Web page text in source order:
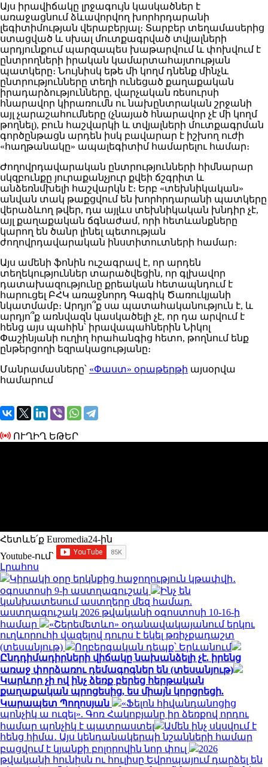
Այս իրավիճակը լրջագույն կասկածներ է
առաջացնում ձևավորվող խորհրդարանի
լեգիտիմության վերաբերյալ։ Տարբեր տեղամասերից
ստացված և սխալ մուտքագրված տվյալների
արդյունքում պարզապես խաթարվում և փոխվում է
ընտրողների իրական կամարտահայտության
պատկերը։ Նույնիսկ եթե մի կողմ դնենք մինչև
ընտրությունները տեղի ունեցած քաղաքական
իրադարձությունները, վարչական ռեսուրսի
հնարավոր կիրառումն ու նախընտրական շրջանի
այլ չարաշահումները (չնայած հնարավոր չէ մի կողմ
թողնել), բուն հաշվարկի և տվյալների մուտքագրման
գործընթացն արդեն իսկ բավարար է իշխող ուժի
«հաղթանակը» ապալեգիտիմ համարելու համար։
Ժողովրդավարական ընտրությունների հիմնարար
սկզբունքը յուրաքանչյուր քվեի ճշգրիտ և
անձեռնմխելի հաշվարկն է։ Երբ «տեխնիկական»
անվան տակ թաքցվում են խորհրդարանի պատկերը
վերաձևող թվեր, դա այլևս տեխնիկական խնդիր չէ,
այլ քաղաքական ճգնաժամ, որի հետևանքները
կարող են ծանր լինել պետության
ժողովրդավարական ինստիտուտների համար։
Այս ամենի ֆոնին ուշագրավ է, որ արդեն
տեղեկություններ տարածվեցին, որ գլխավոր
դատախազությունը քրեական հետապնդում է
հարուցել ԲՀԿ առաջնորդ Գագիկ Ծառուկյանի
նկատմամբ։ Արդյո՞ք սա պատահականություն է, և
արդյո՞ք առնվազն կասկածելի չէ, որ դա արվում է
հենց այս պահին՝ իրավապահներին Նիկոլ
Փաշինյանի ուղիղ հրահանգից հետո, թողնում ենք
ընթերցողի եզրակացությանը։
Մանրամասները՝ «Փաստ» օրաթերթի այսօրվա
համարում
ՈՒՂԻՂ ԵԹԵՐ
Հետևե՛ք Euromedia24-ին
Youtube-ում`
Լրահոս
Կիրակի օրը երկնքից հաջողություն կթափվի․
օգոստոսի 9-ի աստղագուշակ
Ինչ են
կանխատեսում աստղերը մեզ համար.
աստղագուշակ 2026 թվականի օգոստոսի 10-16-ի
համար
«Շերեմետևո» օդանավակայանում երկու
ուղևորուհի վազելով դուրս է եկել թռիչքադաշտ
(տեսանյութ)
Ողբերգական դեպք՝ Երևանում
Ընդդիմադիրների վիճակը նախանձելի չէ. իրենց
առաջ փորձառու դեմագոգներ են (տեսանյութ)
Կարևոր չի ով ինչ ձեռք բերեց հերթական
քաղաքական պրոցեսից, ես միայն կորցրեցի.
Կարապետ Պողոսյան
«Ֆելոն հիվանդանոցից
պոնչիկ ա ուզել». Գոռ Հակոբյանը իր ձեռքով որդու
համար պոնչիկ է պատրաստել
Ամեն ինչ սկսվում է
հենց հիմա․ Այս կենդանակերպի նշանների համար
բացվում է կյանքի բոլորովին նոր փուլ
2026
թվականի հունիսն ու հուլիսը Եվրոպայում դարձել են